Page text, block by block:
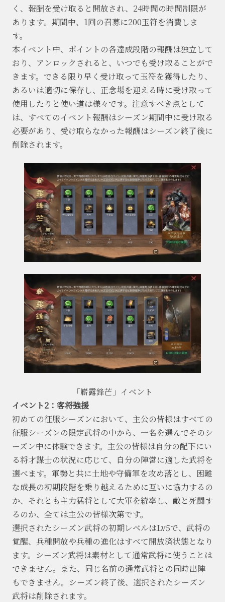
く、報酬を受け取ると開放され、24時間の時間制限が
あります。期間中、1回の召募に200玉符を消費しま
す。
本イベント中、ポイントの各達成段階の報酬は独立して
おり、アンロックされると、いつでも受け取ることがで
きます。できる限り早く受け取って玉符を獲得したり、
あるいは適切に保存し、正念場を迎える時に受け取って
使用したりと使い道は様々です。注意すべき点として
は、すべてのイベント報酬はシーズン期間中に受け取る
必要があり、受け取らなかった報酬はシーズン終了後に
削除されます。
「嶄露鋒芒」イベント
イベント2：客将強援
初めての征服シーズンにおいて、主公の皆様はすべての
征服シーズンの限定武将の中から、一名を選んでそのシ
ーズン中に体験できます。主公の皆様は自分の配下にい
る将才謀士の状況に応じて、自分の陣営に適した武将を
選べます。軍勢と共に土地や守備軍を攻め落とし、困難
な成長の初期段階を乗り越えるために互いに協力するの
か、それとも主力猛将として大軍を統率し、敵と死闘す
るのか、全ては主公の皆様次第です。
選択されたシーズン武将の初期レベルはLv5で、武将の
覚醒、兵種開放や兵種の進化はすべて開放済状態となり
ます。シーズン武将は素材として通常武将に使うことは
できません。また、同じ名前の通常武将との同時出陣
もできません。シーズン終了後、選択されたシーズン
武将は削除されます。